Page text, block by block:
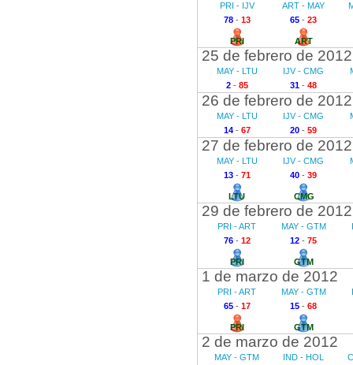
PRI - IJV
78- 13
PRI
ART - MAY
65 - 23
ART
25 de febrero de 2012
MAY - LTU
2- 85
IJV - CMG
31 - 48
26 de febrero de 2012
MAY - LTU
14- 67
IJV - CMG
20 - 59
27 de febrero de 2012
MAY - LTU
13- 71
LTU
IJV - CMG
40 - 39
CMG
29 de febrero de 2012
PRI - ART
76- 12
PRI
MAY - GTM
12 - 75
GTM
1 de marzo de 2012
PRI - ART
65- 17
PRI
MAY - GTM
15 - 68
GTM
2 de marzo de 2012
MAY - GTM
IND - HOL